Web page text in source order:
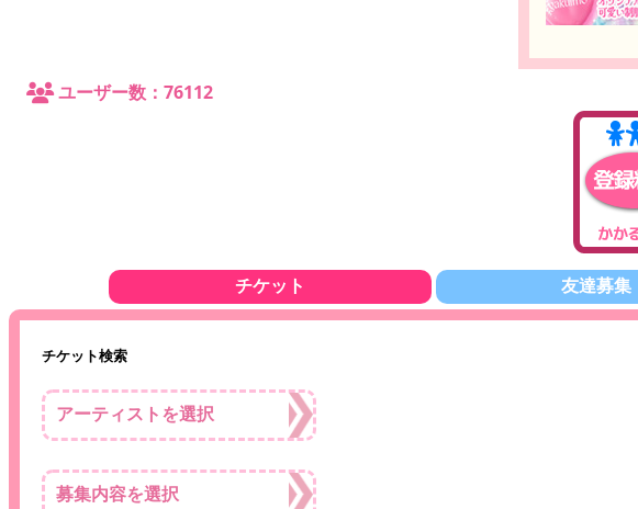
ユーザー数：76112
チケット 友達募集
チケット検索